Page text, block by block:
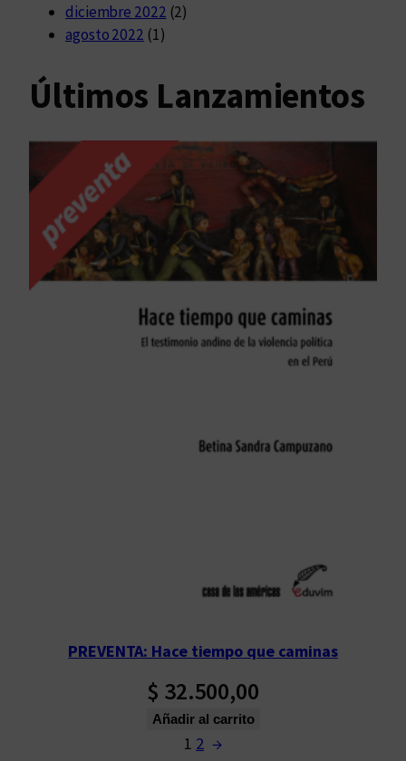
diciembre 2022 (2)
agosto 2022 (1)
Últimos Lanzamientos
PREVENTA: Hace tiempo que caminas
$ 32.500,00
Añadir al carrito
1 2 →